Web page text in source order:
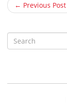
← Previous Post